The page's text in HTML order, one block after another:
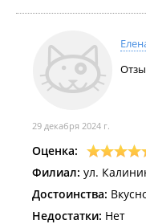
29 декабря 2024 г.
Оценка:
Филиал: ул.
Достоинства:
Недостатки: Нет